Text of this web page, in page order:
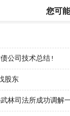
您可
公司技术总结!
股东
林司法所成功调解